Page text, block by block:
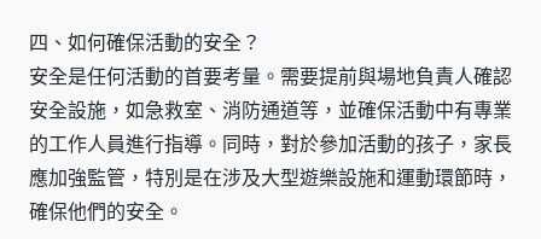
四、如何確保活動的安全？
安全是任何活動的首要考量。需要提前與場地負責人確認
安全設施，如急救室、消防通道等，並確保活動中有專業
的工作人員進行指導。同時，對於參加活動的孩子，家長
應加強監管，特別是在涉及大型遊樂設施和運動環節時，
確保他們的安全。